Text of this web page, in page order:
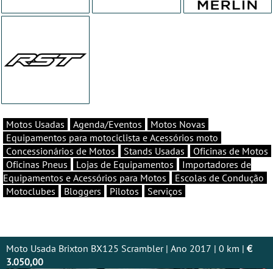
Motos Usadas Agenda/Eventos
Motos Novas
Equipamentos para motociclista e Acessórios moto
Concessionários de Motos
Stands Usadas
Oficinas de Motos
Oficinas Pneus
Lojas de Equipamentos
Importadores de
Equipamentos e Acessórios para Motos
Escolas de Condução
Motoclubes
Bloggers Pilotos Serviços
Moto Usada Brixton BX125 Scrambler | Ano 2017 | 0 km | €
3.050,00